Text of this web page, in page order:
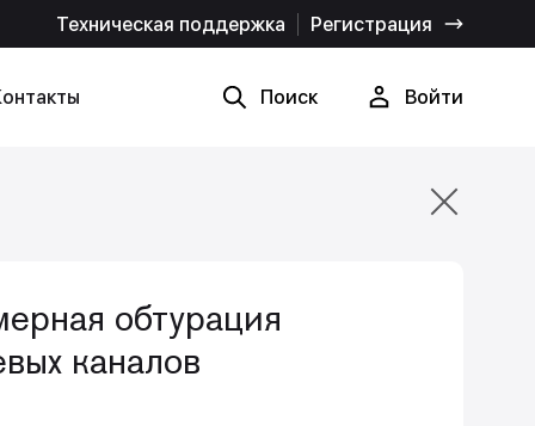
Техническая поддержка Регистрация
Поиск Войти
обтурация
каналов
Отмена